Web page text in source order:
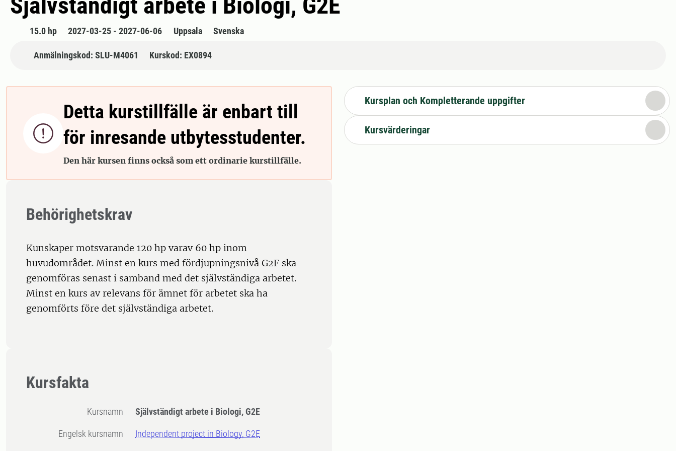
15.0 hp 2027-03-25 - 2027-06-06 Uppsala Svenska
Anmälningskod: SLU-M4061 Kurskod: EX0894

Detta kurstillfälle är enbart till
för inresande utbytesstudenter.
Den här kursen finns också som ett ordinarie kurstillfälle.
Behörighetskrav
Kunskaper motsvarande 120 hp varav 60 hp inom
huvudområdet. Minst en kurs med fördjupningsnivå G2F ska
genomföras senast i samband med det självständiga arbetet.
Minst en kurs av relevans för ämnet för arbetet ska ha
genomförts före det självständiga arbetet.
Kursfakta
Kursnamn Självständigt arbete i Biologi, G2E
Engelsk kursnamn Independent project in Biology, G2E
Kursplan och Kompletterande uppgifter
Kursvärderingar